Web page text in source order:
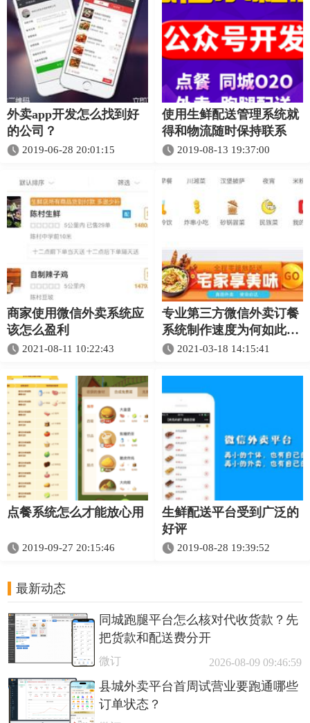
外卖app开发怎么找到好
的公司？
2019-06-28 20:01:15
使用生鲜配送管理系统就
得和物流随时保持联系
2019-08-13 19:37:00
商家使用微信外卖系统应
该怎么盈利
2021-08-11 10:22:43
专业第三方微信外卖订餐
系统制作速度为何如此之
快 2021-03-18 14:15:41
点餐系统怎么才能放心用
2019-09-27 20:15:46
生鲜配送平台受到广泛的
好评
2019-08-28 19:39:52
最新动态
同城跑腿平台怎么核对代收货款？先
把货款和配送费分开
微订 2026-08-09 09:46:59
县城外卖平台首周试营业要跑通哪些
订单状态？